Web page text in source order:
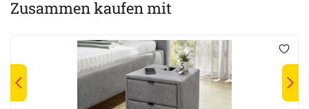
Zusammen kaufen mit